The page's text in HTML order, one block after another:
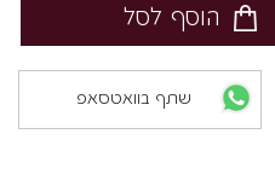
הוסף לסל
שתף בוואטסאפ